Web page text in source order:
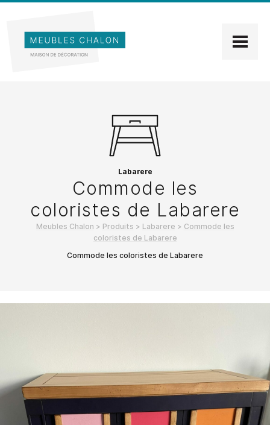
Labarere
Commode les
coloristes de Labarere
Meubles Chalon > Produits > Labarere > Commode les
coloristes de Labarere
Commode les coloristes de Labarere